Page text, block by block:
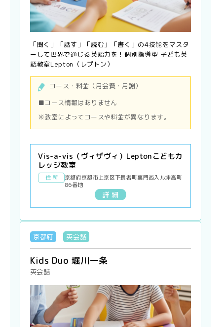
「聞く」「話す」「読む」「書く」の4技能をマスタ
ーして世界で通じる英語力を！個別指導型 子ども英
語教室Lepton（レプトン）
コース・料金（月会費・月謝）
■コース情報はありません
※教室によってコースや料金が異なります。
Vis-a-vis（ヴィザヴィ）Leptonこどもカ
レッジ教室
住 所
京都府京都市上京区下長者町裏門西入ル坤高町
86番地
詳 細
京都府 英会話
Kids Duo 堀川一条
英会話